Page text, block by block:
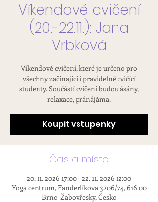
Víkendové cvičení
(20.-22.11.): Jana
Vrbková
Víkendové cvičení, které je určeno pro
všechny začínající i pravidelně cvičící
studenty. Součástí cvičení budou ásány,
relaxace, pránájáma.
Koupit vstupenky
Čas a místo
20. 11. 2026 17:00 – 22. 11. 2026 12:00
Yoga centrum, Fanderlíkova 3206/74, 616 00
Brno-Žabovřesky, Česko